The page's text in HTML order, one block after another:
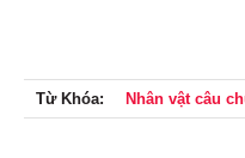
Từ Khóa: Nhân vật câu